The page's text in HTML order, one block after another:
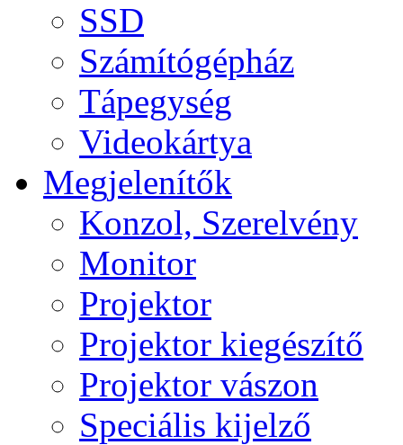
SSD
Számítógépház
Tápegység
Videokártya
Megjelenítők
Konzol, Szerelvény
Monitor
Projektor
Projektor kiegészítő
Projektor vászon
Speciális kijelző